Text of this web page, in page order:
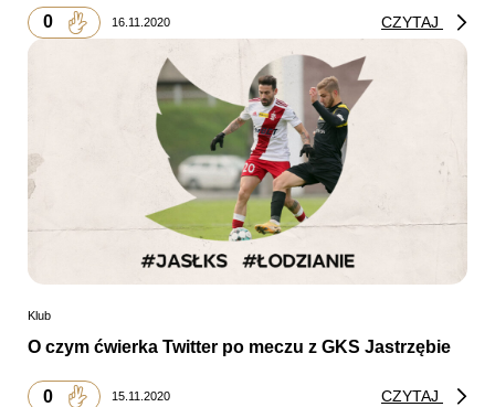
0 16.11.2020 CZYTAJ
Klub
O czym ćwierka Twitter po meczu z GKS Jastrzębie
0 15.11.2020 CZYTAJ